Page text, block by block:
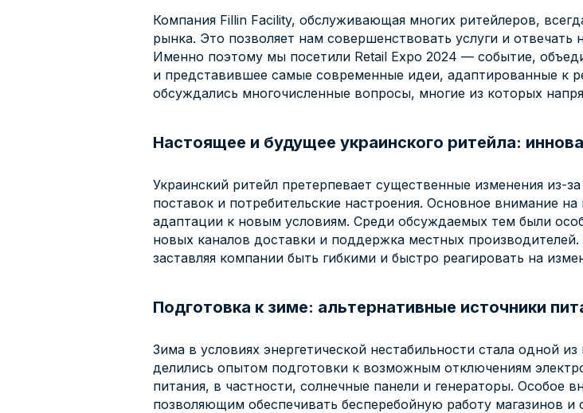
Компания Fillin Facility, обслуживающая многих ритейлеров,
рынка. Это позволяет нам совершенствовать услуги и отвечать
Именно поэтому мы посетили Retail Expo 2024 — событие,
и представившее самые современные идеи, адаптированные к
обсуждались многочисленные вопросы, многие из которых
Настоящее и будущее украинского ритейла:
Украинский ритейл претерпевает существенные изменения из-
поставок и потребительские настроения. Основное внимание
адаптации к новым условиям. Среди обсуждаемых тем были
новых каналов доставки и поддержка местных
заставляя компании быть гибкими и быстро реагировать на
Подготовка к зиме: альтернативные источники
Зима в условиях энергетической нестабильности стала одной
делились опытом подготовки к возможным отключениям
питания, в частности, солнечные панели и генераторы. Особое
позволяющим обеспечивать бесперебойную работу магазинов